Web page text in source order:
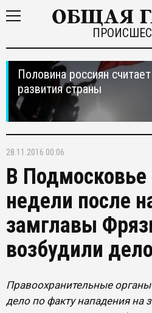
Половина россиян
развития страны
28.11.2016 00:06
В Подмосковье
недели после
замглавы
возбудили дело
Правоохранительные
дело по факту нападения на